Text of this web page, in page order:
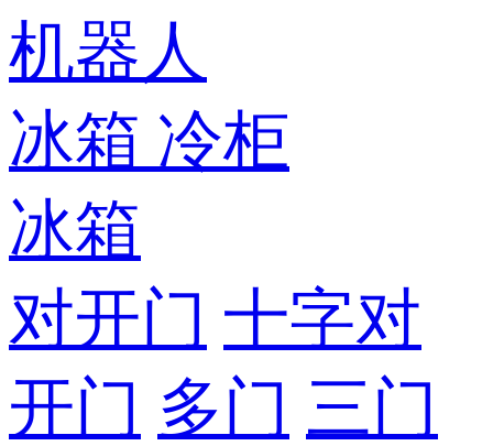
机器人
冰箱 冷柜
冰箱
对开门 十字对
开门 多门 三门